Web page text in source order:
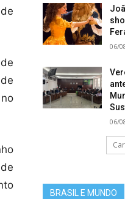
06/
06/
BRASIL E MUNDO